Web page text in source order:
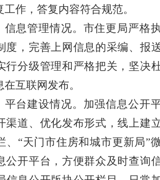
作，答复内容符合规范。
信息管理情况。 市住更局严格
度，完善上网信息的采编、报
行分级管理和严格把关，坚决
互联网发布。
平台建设情况。 加强信息公开
渠道、优化发布形式，线上建
“天门市住房和城市更新局”
公开平台，方便群众及时查询